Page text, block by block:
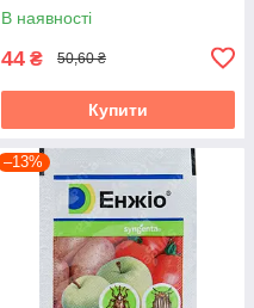
В наявності
44 ₴ 50,60 ₴
Купити
–13%